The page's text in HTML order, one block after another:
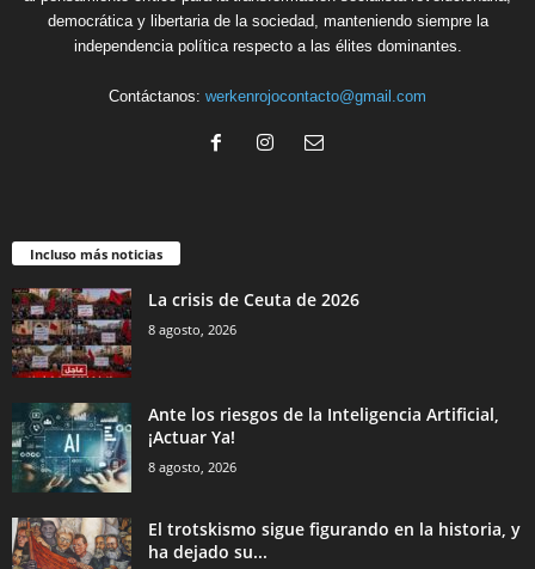
democrática y libertaria de la sociedad, manteniendo siempre la
independencia política respecto a las élites dominantes.
Contáctanos: werkenrojocontacto@gmail.com
Incluso más noticias
La crisis de Ceuta de 2026
8 agosto, 2026
Ante los riesgos de la Inteligencia Artificial,
¡Actuar Ya!
8 agosto, 2026
El trotskismo sigue figurando en la historia, y
ha dejado su...